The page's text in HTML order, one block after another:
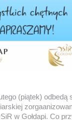
(piątek) odbedą
w Gołdapi. Co